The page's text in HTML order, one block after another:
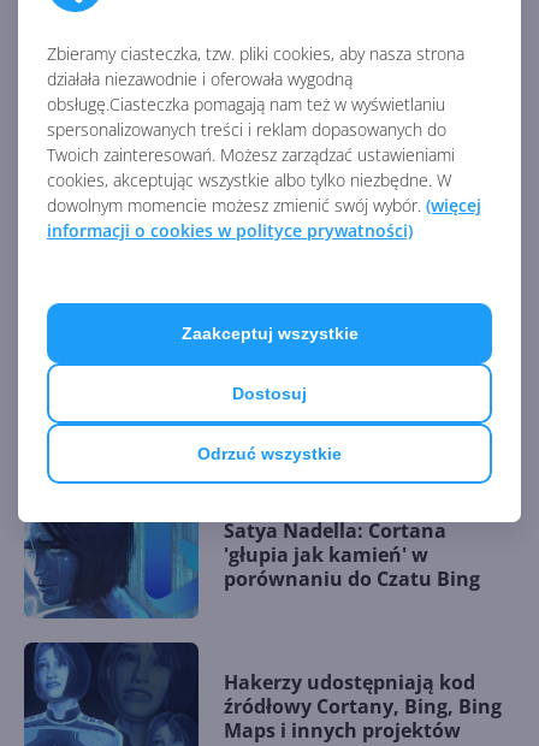
Zbieramy ciasteczka, tzw. pliki cookies, aby nasza strona
działała niezawodnie i oferowała wygodną
obsługę.Ciasteczka pomagają nam też w wyświetlaniu
spersonalizowanych treści i reklam dopasowanych do
Twoich zainteresowań. Możesz zarządzać ustawieniami
cookies, akceptując wszystkie albo tylko niezbędne. W
dowolnym momencie możesz zmienić swój wybór. (więcej
informacji o cookies w polityce prywatności)
Odrzuć wszystkie
Dostosuj
Zaakceptuj wszystkie
Źródło:
us/cortana/skills/all/waterfallsounds
AKTUALNOŚCI Z KATEGORII CORTANA
Aplikacja Cortana została
Cortana zniknie z Windows
Satya Nadella: Cortana
'głupia jak kamień' w
porównaniu do Czatu Bing
Hakerzy udostępniają kod
źródłowy Cortany, Bing, Bing
Maps i innych projektów